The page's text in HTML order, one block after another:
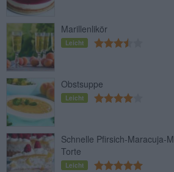
Marillenlikör
Leicht
Obstsuppe
Leicht
Schnelle Pfirsich-Maracuja-
Torte
Leicht